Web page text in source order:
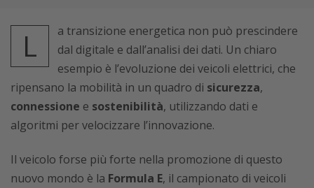
L
a transizione energetica non può prescindere
dal digitale e dall’analisi dei dati. Un chiaro
esempio è l’evoluzione dei veicoli elettrici, che
ripensano la mobilità in un quadro di sicurezza,
connessione e sostenibilità, utilizzando dati e
algoritmi per velocizzare l’innovazione.
Il veicolo forse più forte nella promozione di questo
nuovo mondo è la Formula E, il campionato di veicoli